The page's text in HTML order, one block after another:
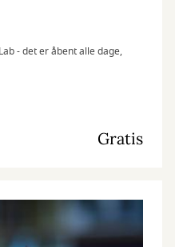
- det er åbent alle dage,
Gratis